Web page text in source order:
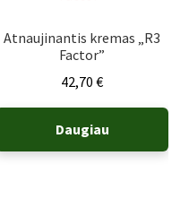
Atnaujinantis kremas „R3
Factor”
42,70€
Daugiau